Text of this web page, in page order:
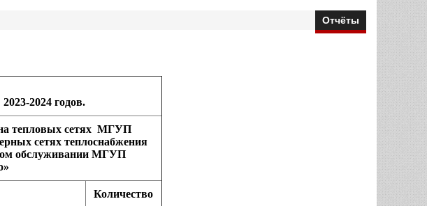
Отчёты
2024 годов.
тепловых сетях МГУП
сетях теплоснабжения
обслуживании МГУП
Количество